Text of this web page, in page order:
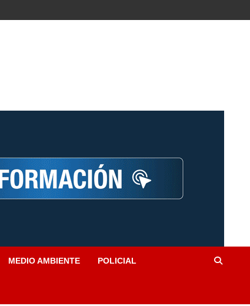
MEDIO AMBIENTE POLICIAL